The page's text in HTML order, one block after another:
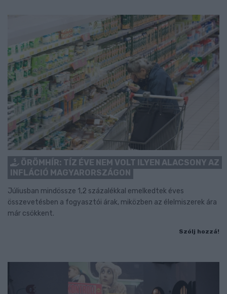
ÖRÖMHÍR: TÍZ ÉVE NEM VOLT ILYEN ALACSONY AZ
INFLÁCIÓ MAGYARORSZÁGON
Júliusban mindössze 1,2 százalékkal emelkedtek éves
összevetésben a fogyasztói árak, miközben az élelmiszerek ára
már csökkent.
Szólj hozzá!